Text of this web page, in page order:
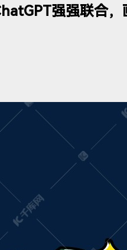
强强联合